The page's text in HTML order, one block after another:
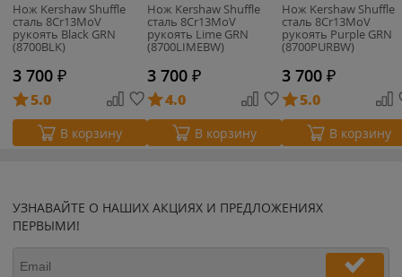
Нож Kershaw Shuffle
cталь 8Cr13MoV
рукоять Black GRN
(8700BLK)
3 700 ₽
5.0
В корзину
Нож Kershaw Shuffle
cталь 8Cr13MoV
рукоять Lime GRN
(8700LIMEBW)
3 700 ₽
4.0
В корзину
Нож Kershaw Shuffle
cталь 8Cr13MoV
рукоять Purple GRN
(8700PURBW)
3 700 ₽
5.0
В корзину
УЗНАВАЙТЕ О НАШИХ АКЦИЯХ И ПРЕДЛОЖЕНИЯХ
ПЕРВЫМИ!